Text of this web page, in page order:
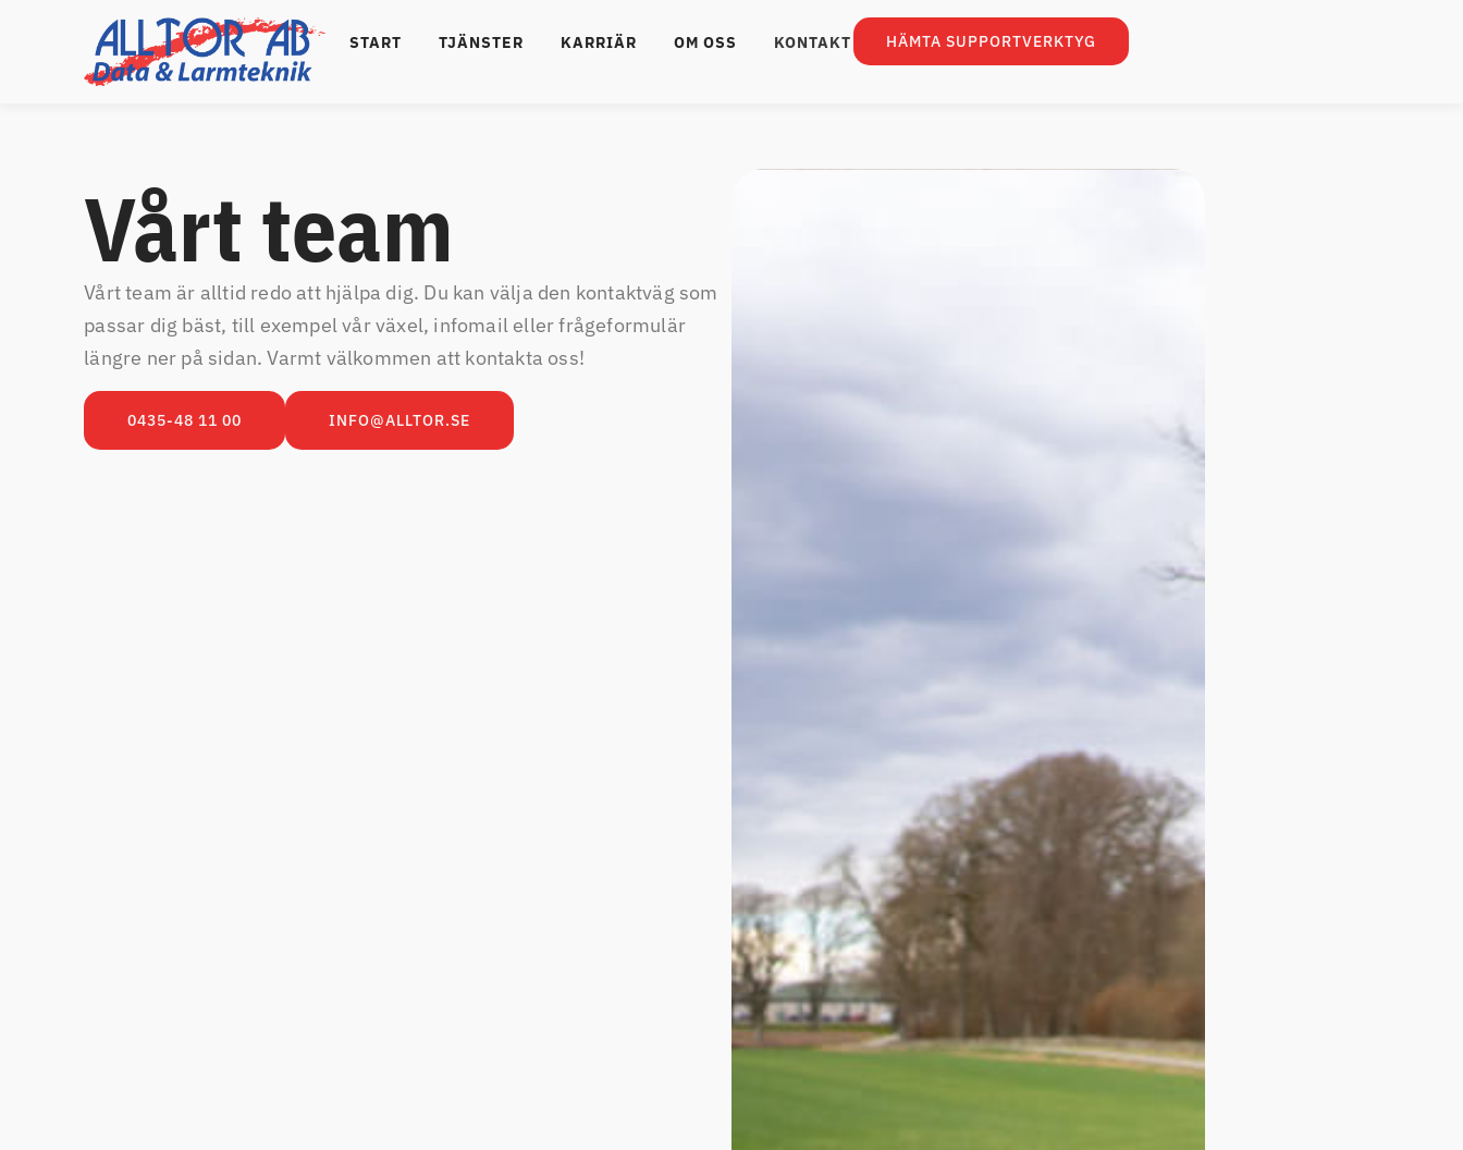
START TJÄNSTER KARRIÄR OM OSS KONTAKT HÄMTA SUPPORTVERKTYG
Vårt team
Vårt team är alltid redo att hjälpa dig. Du kan välja den kontaktväg som
passar dig bäst, till exempel vår växel, infomail eller frågeformulär
längre ner på sidan. Varmt välkommen att kontakta oss!
0435-48 11 00 INFO@ALLTOR.SE